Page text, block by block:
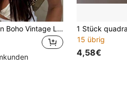
1 Stück Damen Boho Vintage Leopardenmuster Bandana quadratisches Tuch, geeignet für den täglichen Gebrauch und Strandurlaub
15 übrig
4,58€